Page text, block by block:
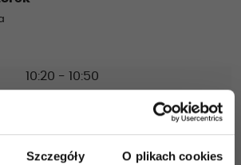
Szczegóły O plikach cookies
10:20 - 10:50
Collaboration in the Digital Age